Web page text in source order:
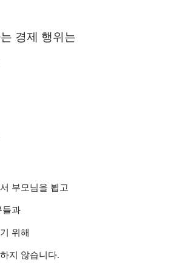
경제 행위는
부모님을 뵙고
들과
위해
지 않습니다.